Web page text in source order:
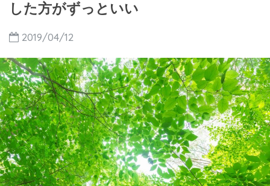
した方がずっといい
2019/04/12